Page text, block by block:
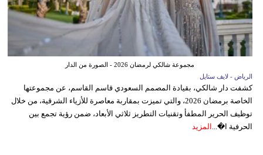
مجموعة شالكي لرمضان 2026 - الصورة من الدار
الرياض - لايف ستايل
كشفت دار شالكي، بقيادة المصمم السعودي قاسم القاسم، عن مجموعتها
الخاصة برمضان 2026، والتي تميزت بمقاربة معاصرة للأزياء الشرقية، من خلال
توظيف الحرير المطفأ وتقنيات التطريز ثلاثي الأبعاد، ضمن رؤية تجمع بين
الحرفية ا�... المزيد